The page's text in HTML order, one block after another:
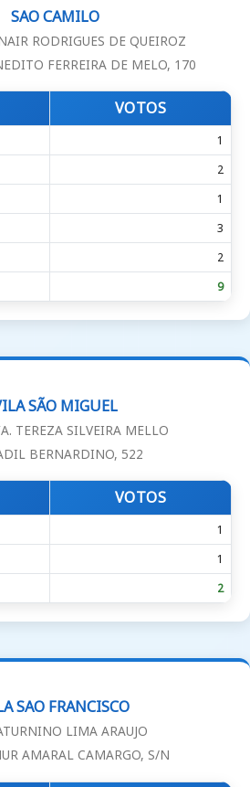
SAO CAMILO
RODRIGUES DE QUEIROZ
FERREIRA DE MELO, 170
VOTOS
1
2
1
3
2
9
SÃO MIGUEL
TEREZA SILVEIRA MELLO
BERNARDINO, 522
VOTOS
1
1
2
SAO FRANCISCO
LIMA ARAUJO
AMARAL CAMARGO, S/N